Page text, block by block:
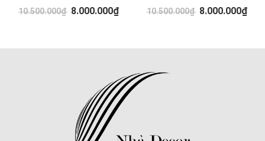
10.500.000₫ 8.000.000₫
10.500.000₫ 8.000.000₫